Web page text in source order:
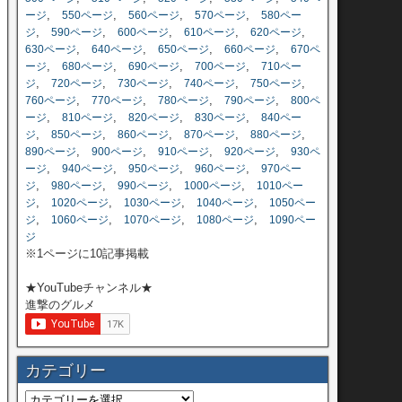
ージ, 550ページ, 560ページ, 570ページ, 580ペー
ジ, 590ページ, 600ページ, 610ページ, 620ページ,
630ページ, 640ページ, 650ページ, 660ページ, 670ペ
ージ, 680ページ, 690ページ, 700ページ, 710ペー
ジ, 720ページ, 730ページ, 740ページ, 750ページ,
760ページ, 770ページ, 780ページ, 790ページ, 800ペ
ージ, 810ページ, 820ページ, 830ページ, 840ペー
ジ, 850ページ, 860ページ, 870ページ, 880ページ,
890ページ, 900ページ, 910ページ, 920ページ, 930ペ
ージ, 940ページ, 950ページ, 960ページ, 970ペー
ジ, 980ページ, 990ページ, 1000ページ,
1010ペー
ジ, 1020ページ, 1030ページ, 1040ページ,
1050ペー
ジ, 1060ページ, 1070ページ, 1080ページ,
1090ペー
ジ
※1ページに10記事掲載
★YouTubeチャンネル★
進撃のグルメ
カテゴリー